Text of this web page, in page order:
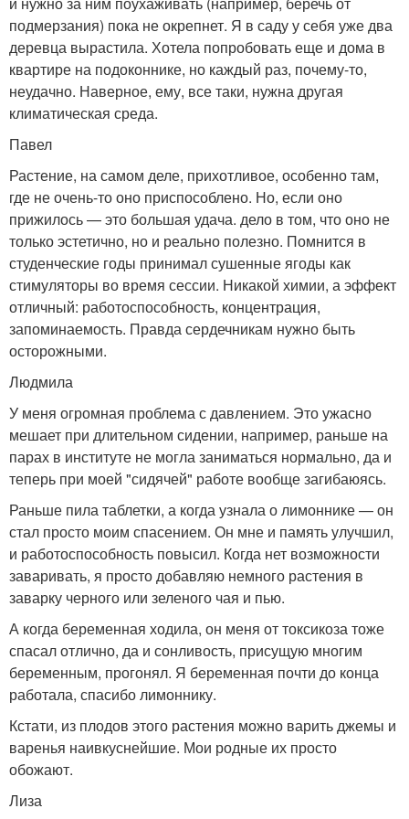
подмерзания) пока не окрепнет. Я в саду у себя уже два
деревца вырастила. Хотела попробовать еще и дома в
квартире на подоконнике, но каждый раз, почему-то,
неудачно. Наверное, ему, все таки, нужна другая
климатическая среда.
Павел
Растение, на самом деле, прихотливое, особенно там,
где не очень-то оно приспособлено. Но, если оно
прижилось — это большая удача. дело в том, что оно не
только эстетично, но и реально полезно. Помнится в
студенческие годы принимал сушенные ягоды как
стимуляторы во время сессии. Никакой химии, а эффект
отличный: работоспособность, концентрация,
запоминаемость. Правда сердечникам нужно быть
осторожными.
Людмила
У меня огромная проблема с давлением. Это ужасно
мешает при длительном сидении, например, раньше на
парах в институте не могла заниматься нормально, да и
теперь при моей "сидячей" работе вообще загибаюясь.
Раньше пила таблетки, а когда узнала о лимоннике — он
стал просто моим спасением. Он мне и память улучшил,
и работоспособность повысил. Когда нет возможности
заваривать, я просто добавляю немного растения в
заварку черного или зеленого чая и пью.
А когда беременная ходила, он меня от токсикоза тоже
спасал отлично, да и сонливость, присущую многим
беременным, прогонял. Я беременная почти до конца
работала, спасибо лимоннику.
Кстати, из плодов этого растения можно варить джемы и
варенья наивкуснейшие. Мои родные их просто
обожают.
Лиза